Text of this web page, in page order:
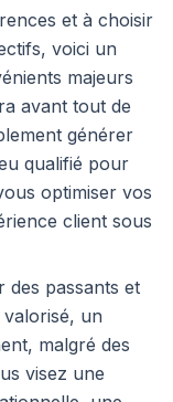
et à choisir
voici un
majeurs
avant tout de
générer
qualifié pour
optimiser vos
client sous
des passants et
un
malgré des
visez une